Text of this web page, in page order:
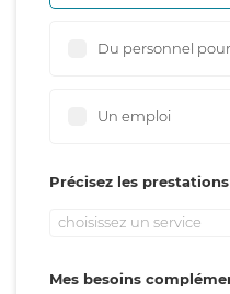
Du personnel
Un emploi
Précisez les
choisissez un service
Mes besoins